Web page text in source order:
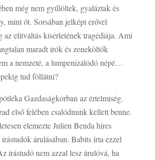
még nem gyűlöltek, gyaláztak és
mint őt. Sorsában jelképi erővel
az elitváltás kísérletének tragédiája. Ami
maradt írók és zeneköltők
a nemzeté, a lumpenizálódó népé…
tud föllátni?
Gazdaságkorban az értelmiség.
első felében csalódnunk kellett benne.
elemezte Julien Benda híres
árulásában. Babits írta ezzel
írástudó nem azzal lesz árulóvá, ha